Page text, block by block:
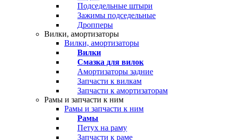
Подседельные штыри
Зажимы подседельные
Дропперы
Вилки, амортизаторы
Вилки, амортизаторы
Вилки
Смазка для вилок
Амортизаторы задние
Запчасти к вилкам
Запчасти к амортизаторам
Рамы и запчасти к ним
Рамы и запчасти к ним
Рамы
Петух на раму
Запчасти к раме